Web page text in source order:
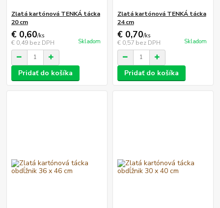
Zlatá kartónová TENKÁ tácka
20 cm
€ 0,60/ks
€ 0,49 bez DPH Skladom
Pridať do košíka
Zlatá kartónová TENKÁ tácka
24 cm
€ 0,70/ks
€ 0,57 bez DPH Skladom
Pridať do košíka